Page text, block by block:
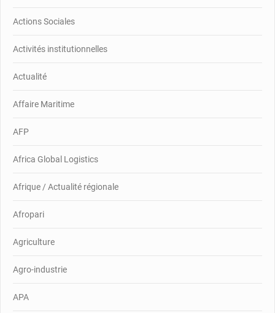
Actions Sociales
Activités institutionnelles
Actualité
Affaire Maritime
AFP
Africa Global Logistics
Afrique / Actualité régionale
Afropari
Agriculture
Agro-industrie
APA